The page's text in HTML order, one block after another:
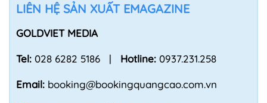
LIÊN HỆ SẢN XUẤT EMAGAZINE
GOLDVIET MEDIA
Tel: 028 6282 5186 | Hotline: 0937.231.258
Email: booking@bookingquangcao.com.vn